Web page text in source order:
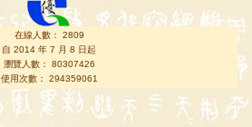
在線人數： 2809
自 2014 年 7 月 8 日起
瀏覽人數： 80307426
使用次數： 294359061